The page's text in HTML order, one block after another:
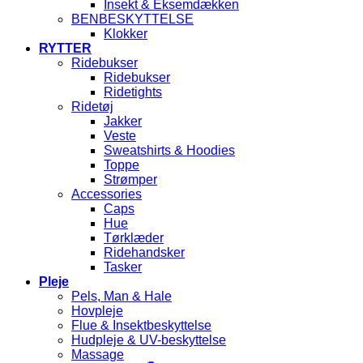
Insekt & Eksemdækken
BENBESKYTTELSE
Klokker
RYTTER
Ridebukser
Ridebukser
Ridetights
Ridetøj
Jakker
Veste
Sweatshirts & Hoodies
Toppe
Strømper
Accessories
Caps
Hue
Tørklæder
Ridehandsker
Tasker
Pleje
Pels, Man & Hale
Hovpleje
Flue & Insektbeskyttelse
Hudpleje & UV-beskyttelse
Massage